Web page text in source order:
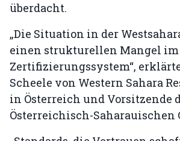
überdacht.
„Die Situation in der
einen strukturellen Mangel im
Zertifizierungssystem“,
Scheele von Western Sahara
in Österreich und Vorsitzende
Österreichisch-Saharauischen